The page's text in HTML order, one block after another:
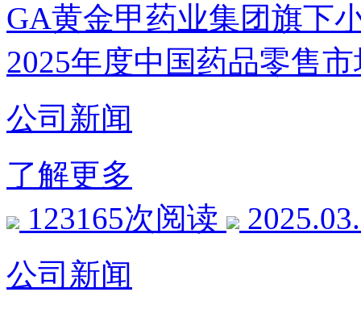
GA黄金甲药业集团旗下
2025年度中国药品零售
公司新闻
了解更多
123165次阅读
公司新闻